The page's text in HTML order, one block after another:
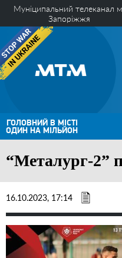
Муніципальний телеканал м.
Запоріжжя
ГОЛОВНИЙ В МІСТІ
ОДИН НА МІЛЬЙОН
“Металург-2”
16.10.2023, 17:14